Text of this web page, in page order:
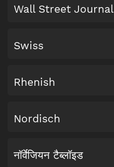
Wall Street Journal
Swiss
Rhenish
Nordisch
नॉर्वेजियन टैब्लॉइड